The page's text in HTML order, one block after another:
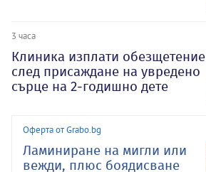
3 часа
Клиника изплати обезщетение
след присаждане на увредено
сърце на 2-годишно дете
Оферта от Grabo.bg
Ламиниране на мигли или
вежди, плюс боядисване